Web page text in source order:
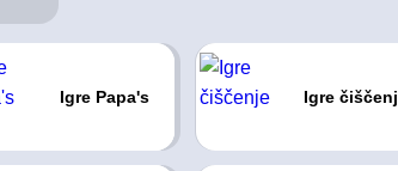
Igre Papa's Igre